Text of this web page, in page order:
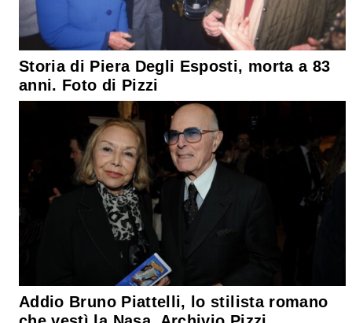
Storia di Piera Degli Esposti, morta a 83
anni. Foto di Pizzi
Addio Bruno Piattelli, lo stilista romano